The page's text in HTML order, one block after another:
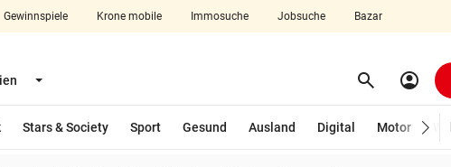
Gewinnspiele Krone mobile Immosuche Jobsuche Bazar
Menü aufklappen search Suchen
account_circle
Stars & Society Sport Gesund Ausland Digital Motor